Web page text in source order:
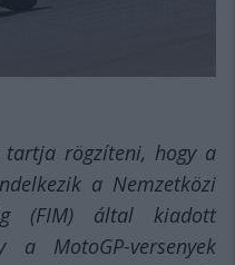
rögzíteni, hogy a
a Nemzetközi
(FIM) által kiadott
MotoGP-versenyek